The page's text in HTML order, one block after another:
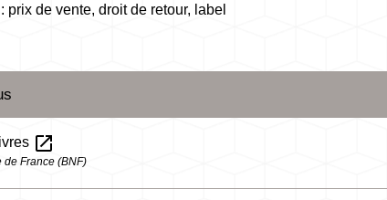
prix de vente, droit de retour, label
open_in_new
France (BNF)